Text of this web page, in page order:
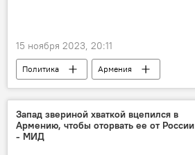
15 ноября 2023, 20:11
Политика
Армения
Новости Армения
Пашинян Никол
помощь
США
Запад звериной хваткой вцепился в
Армению, чтобы оторвать ее от России
- МИД